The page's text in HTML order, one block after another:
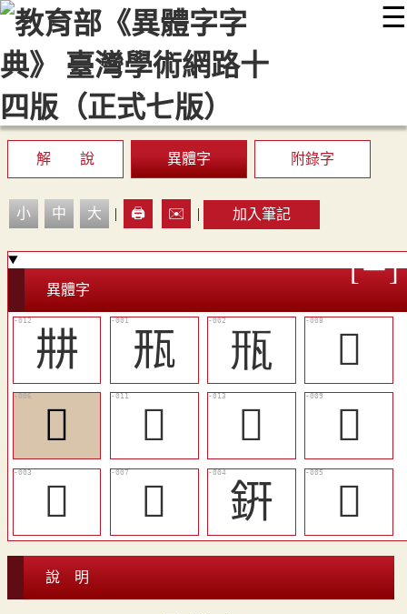
☰
::: 最新消息 常見問題 編輯說明
顯示模式
網站導覽
解 說 異體字 附錄字
小 中 大 | 🖨️ ✉️ | 加入筆記
異體字
㐩 㼛 㼛
󸹸
𤭓
󸹺 𦈨
󸹹
𦈵
󸹷 銒 𨨵
說 明